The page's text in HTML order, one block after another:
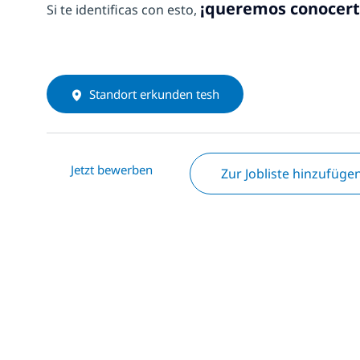
Si te identificas con esto, ¡queremos
Standort erkunden tesh
Jetzt bewerben Zur Jobliste